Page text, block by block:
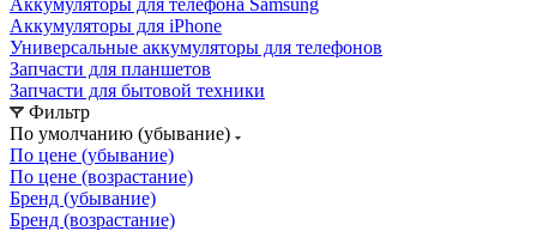
Аккумуляторы для iPhone
Универсальные аккумуляторы для телефонов
Запчасти для планшетов
Запчасти для бытовой техники
Фильтр
По умолчанию (убывание)
По цене (убывание)
По цене (возрастание)
Бренд (убывание)
Бренд (возрастание)